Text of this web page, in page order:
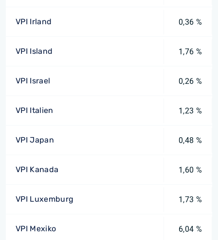
VPI Irland 0,36 %
VPI Island 1,76 %
VPI Israel 0,26 %
VPI Italien 1,23 %
VPI Japan 0,48 %
VPI Kanada 1,60 %
VPI Luxemburg 1,73 %
VPI Mexiko 6,04 %